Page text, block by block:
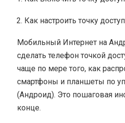
Как настроить точку
Мобильный Интернет на
сделать телефон точкой
чаще по мере того, как
смартфоны и планшеты по
(Андроид). Это пошаговая
конце.